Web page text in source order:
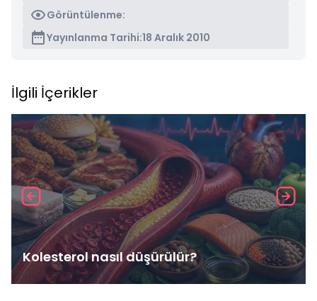
Görüntülenme:
Yayınlanma Tarihi:18 Aralık 2010
İlgili İçerikler
Kolesterol nasıl düşürülür?